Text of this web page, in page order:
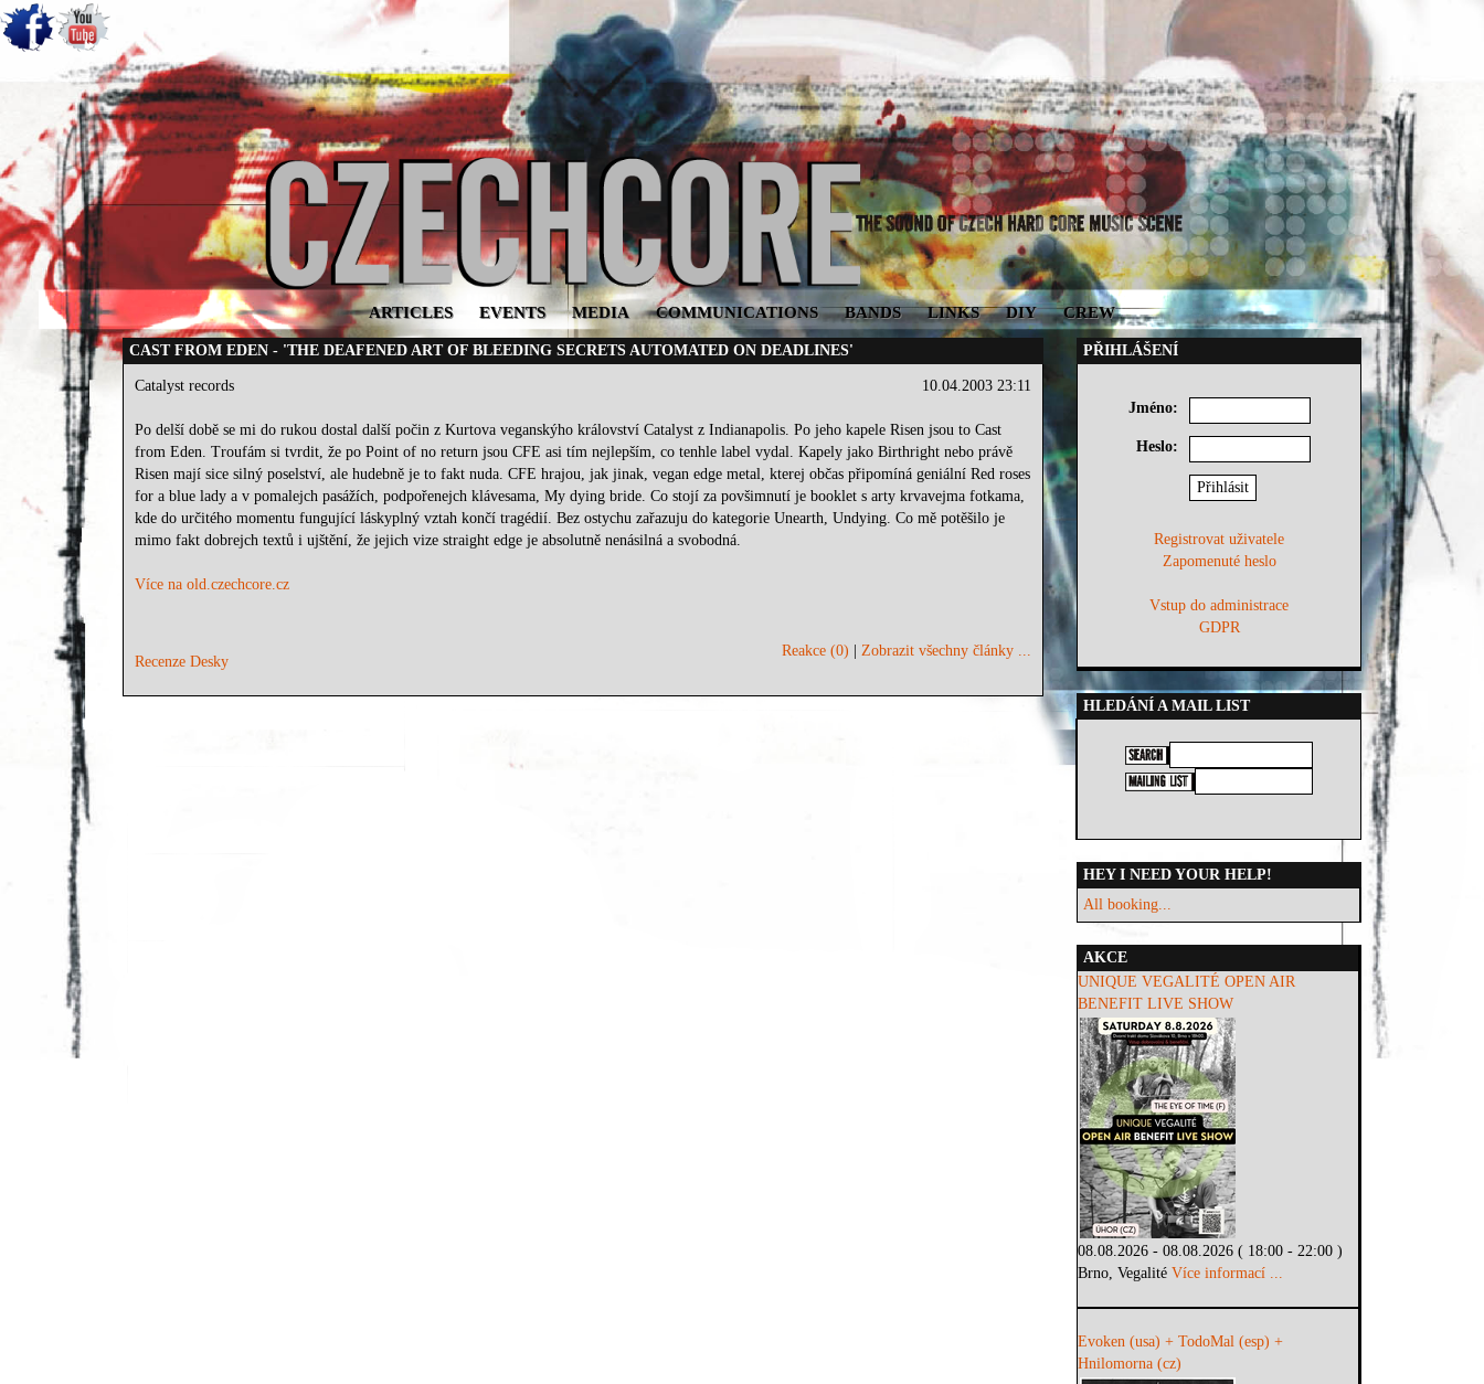
ARTICLES EVENTS MEDIA COMMUNICATIONS BANDS LINKS DIY CREW
CAST FROM EDEN - 'THE DEAFENED ART OF BLEEDING SECRETS AUTOMATED ON DEADLINES'
10.04.2003 23:11
Catalyst records
Po delší době se mi do rukou dostal další počin z Kurtova veganskýho království Catalyst z Indianapolis. Po jeho kapele Risen jsou to Cast
from Eden. Troufám si tvrdit, že po Point of no return jsou CFE asi tím nejlepším, co tenhle label vydal. Kapely jako Birthright nebo právě
Risen mají sice silný poselství, ale hudebně je to fakt nuda. CFE hrajou, jak jinak, vegan edge metal, kterej občas připomíná geniální Red roses
for a blue lady a v pomalejch pasážích, podpořenejch klávesama, My dying bride. Co stojí za povšimnutí je booklet s arty krvavejma fotkama,
kde do určitého momentu fungující láskyplný vztah končí tragédií. Bez ostychu zařazuju do kategorie Unearth, Undying. Co mě potěšilo je
mimo fakt dobrejch textů i ujštění, že jejich vize straight edge je absolutně nenásilná a svobodná.
Více na old.czechcore.cz
Recenze Desky
Reakce (0) Zobrazit všechny články ...
PŘIHLÁŠENÍ
Jméno:
Heslo:
Registrovat uživatele
Zapomenuté heslo
Vstup do administrace
GDPR
HLEDÁNÍ A MAIL LIST
HEY I NEED YOUR HELP!
All booking...
AKCE
UNIQUE VEGALITÉ OPEN AIR
BENEFIT LIVE SHOW
08.08.2026 - 08.08.2026 ( 18:00 - 22:00 )
Brno, VegalitéVíce informací ...
Evoken (usa) + TodoMal (esp) +
Hnilomorna (cz)